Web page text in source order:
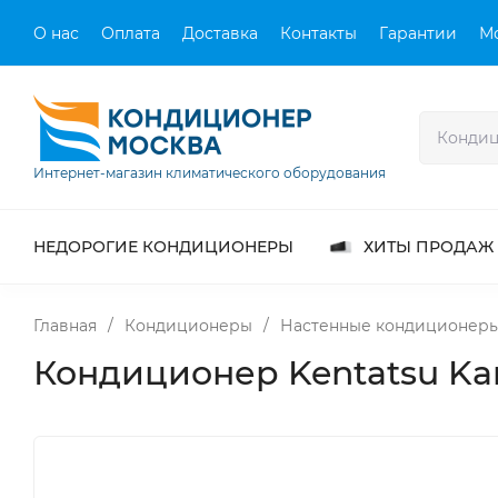
О нас Оплата Доставка Контакты Гарантии
Интернет-магазин климатического оборудования
НЕДОРОГИЕ КОНДИЦИОНЕРЫ ХИТЫ ПРОДАЖ
Главная / Кондиционеры / Настенные
Кондиционер Kentatsu